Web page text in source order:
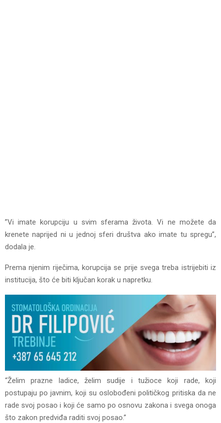
”Vi imate korupciju u svim sferama života. Vi ne možete da
krenete naprijed ni u jednoj sferi društva ako imate tu spregu”,
dodala je.
Prema njenim riječima, korupcija se prije svega treba istrijebiti iz
institucija, što će biti ključan korak u napretku.
“Želim prazne ladice, želim sudije i tužioce koji rade, koji
postupaju po javnim, koji su oslobođeni političkog pritiska da ne
rade svoj posao i koji će samo po osnovu zakona i svega onoga
što zakon predviđa raditi svoj posao.”